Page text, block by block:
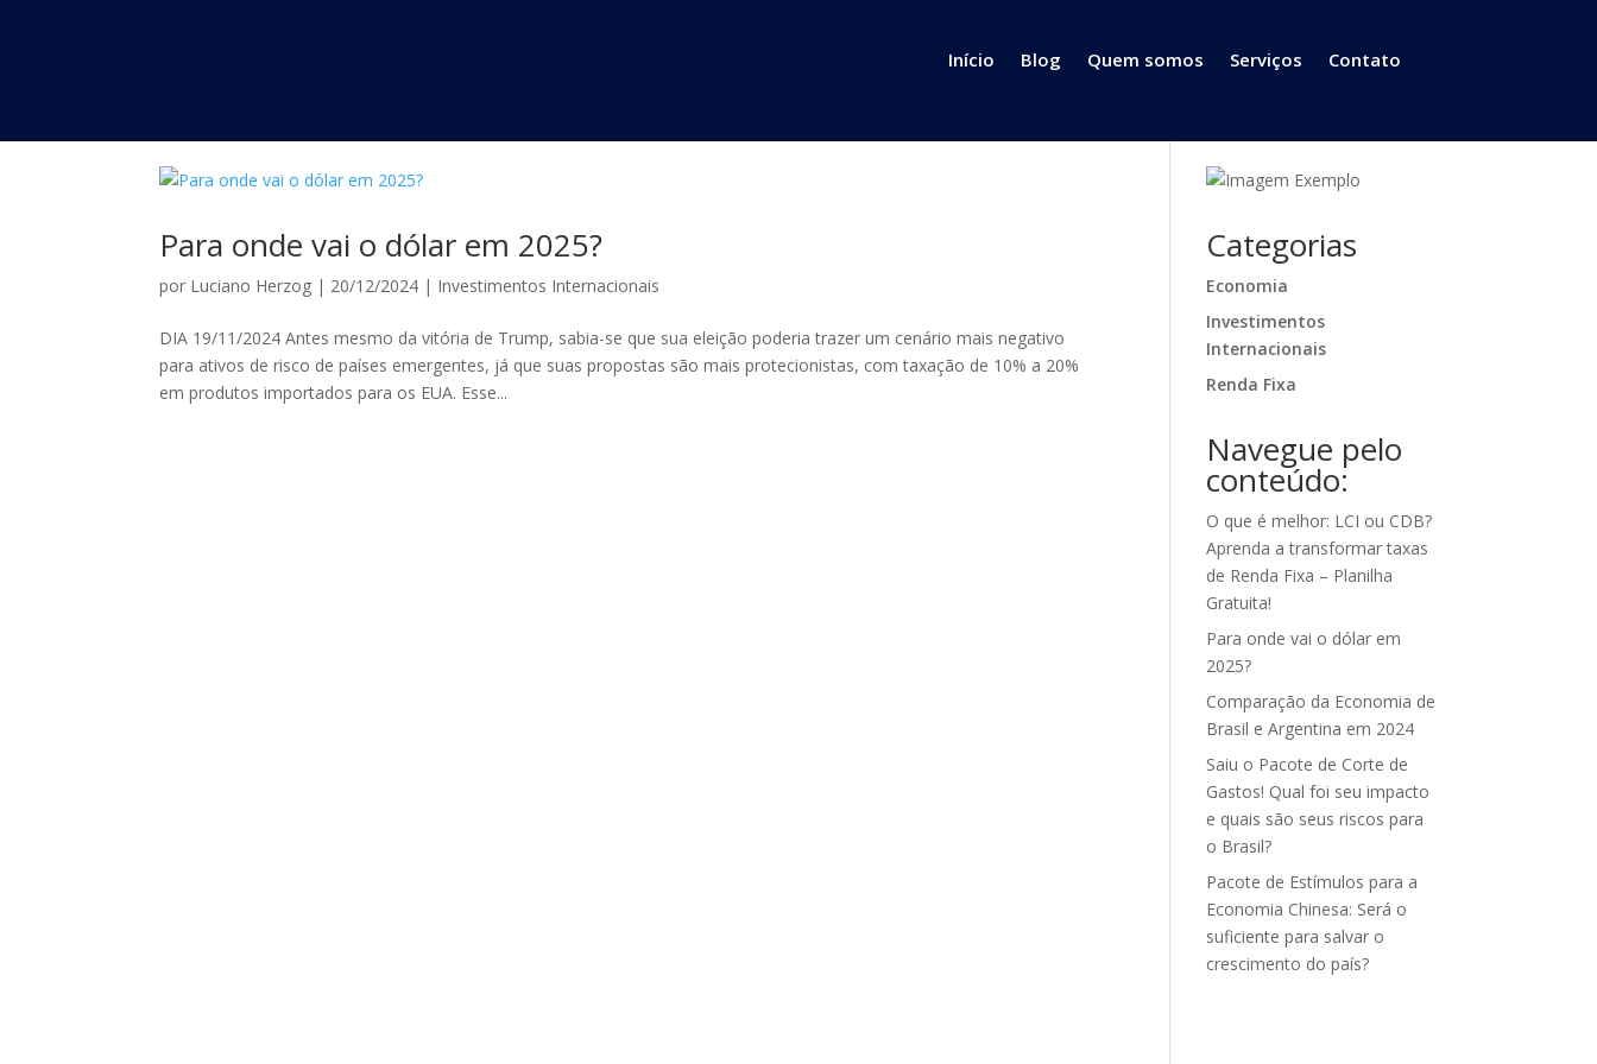
Início Blog Quem somos Serviços Contato
Para onde vai o dólar em 2025?
por Luciano Herzog | 20/12/2024 | Investimentos Internacionais
DIA 19/11/2024 Antes mesmo da vitória de Trump, sabia-se que sua eleição poderia trazer um cenário mais negativo
para ativos de risco de países emergentes, já que suas propostas são mais protecionistas, com taxação de 10% a 20%
em produtos importados para os EUA. Esse...
Categorias
Economia
Investimentos
Internacionais
Renda Fixa
Navegue pelo
conteúdo:
O que é melhor: LCI ou CDB?
Aprenda a transformar taxas
de Renda Fixa – Planilha
Gratuita!
Para onde vai o dólar em
2025?
Comparação da Economia de
Brasil e Argentina em 2024
Saiu o Pacote de Corte de
Gastos! Qual foi seu impacto
e quais são seus riscos para
o Brasil?
Pacote de Estímulos para a
Economia Chinesa: Será o
suficiente para salvar o
crescimento do país?